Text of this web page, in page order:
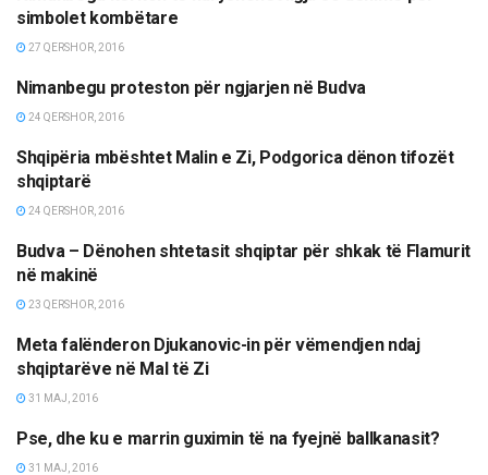
simbolet kombëtare
27 QERSHOR, 2016
LAJME
Nimanbegu proteston për ngjarjen në Budva
24 QERSHOR, 2016
LAJME
Shqipëria mbështet Malin e Zi, Podgorica dënon tifozët
shqiptarë
24 QERSHOR, 2016
LAJME
​Budva – Dënohen shtetasit shqiptar për shkak të Flamurit
në makinë
23 QERSHOR, 2016
LAJME
Meta falënderon Djukanovic-in për vëmendjen ndaj
shqiptarëve në Mal të Zi
31 MAJ, 2016
OPINIONE/EDITORIALE
Pse, dhe ku e marrin guximin të na fyejnë ballkanasit?
31 MAJ, 2016